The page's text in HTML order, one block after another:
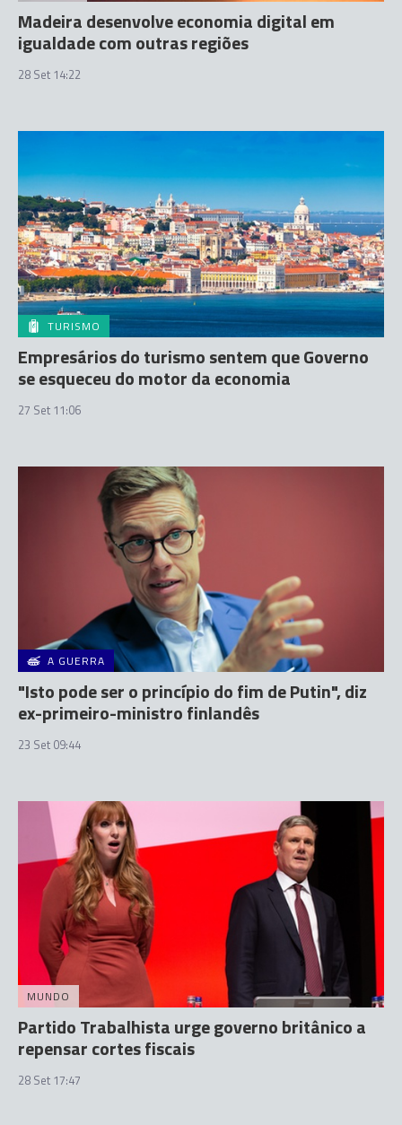
Madeira desenvolve economia digital em
igualdade com outras regiões
28 Set 14:22
TURISMO
Empresários do turismo sentem que Governo
se esqueceu do motor da economia
27 Set 11:06
A GUERRA
"Isto pode ser o princípio do fim de Putin", diz
ex-primeiro-ministro finlandês
23 Set 09:44
MUNDO
Partido Trabalhista urge governo britânico a
repensar cortes fiscais
28 Set 17:47